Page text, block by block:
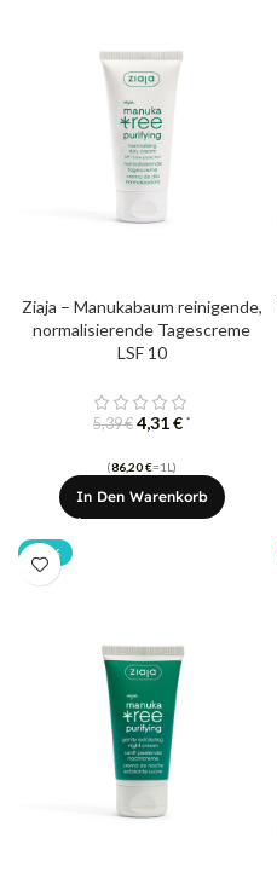
Ziaja – Manukabaum reinigende,
normalisierende Tagescreme
LSF 10
5,39€ 4,31€ *
(86,20€=1L)
In Den Warenkorb
-20%